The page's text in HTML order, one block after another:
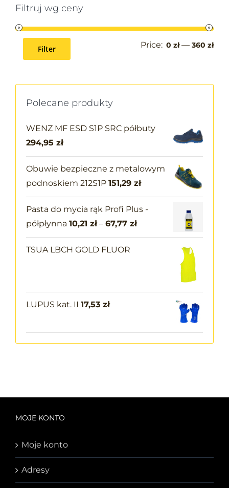
Filtruj wg ceny
Filter Price: 0 zł— 360 zł
Polecane produkty
WENZ MF ESD S1P SRC półbuty
294,95 zł
Obuwie bezpieczne z metalowym
podnoskiem 212S1P 151,29 zł
Pasta do mycia rąk Profi Plus -
półpłynna 10,21 zł– 67,77 zł
TSUA LBCH GOLD FLUOR
LUPUS kat. II 17,53 zł
MOJE KONTO
Moje konto
Adresy